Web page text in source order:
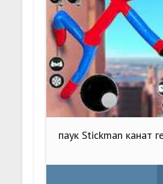
паук Stickman канат